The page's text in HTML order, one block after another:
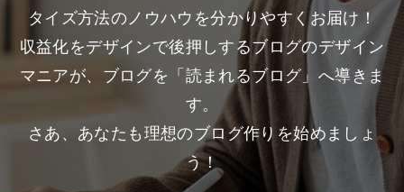
タイズ方法のノウハウを分かりやすくお届け！
収益化をデザインで後押しするブログのデザイン
マニアが、ブログを「読まれるブログ」へ導きま
す。
さあ、あなたも理想のブログ作りを始めましょ
う！